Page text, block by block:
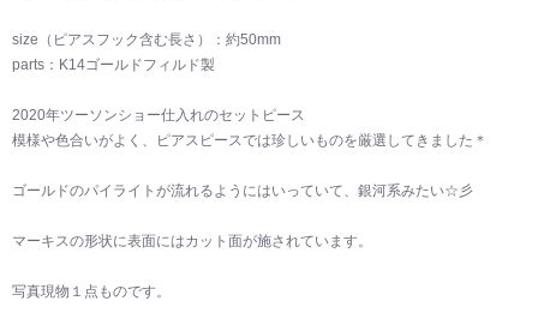
size（ピアスフック含む長さ）：約50mm
parts：K14ゴールドフィルド製
2020年ツーソンショー仕入れのセットピース
模様や色合いがよく、ピアスピースでは珍しいものを厳選してきました＊
ゴールドのパイライトが流れるようにはいっていて、銀河系みたい☆彡
マーキスの形状に表面にはカット面が施されています。
写真現物１点ものです。